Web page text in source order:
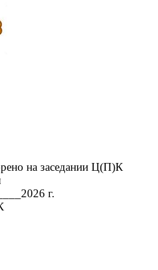
на заседании Ц(П)К
г.